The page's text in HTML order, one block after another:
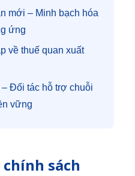
mới – Minh bạch hóa
ứng
về thuế quan xuất
– Đối tác hỗ trợ chuỗi
vững
sách